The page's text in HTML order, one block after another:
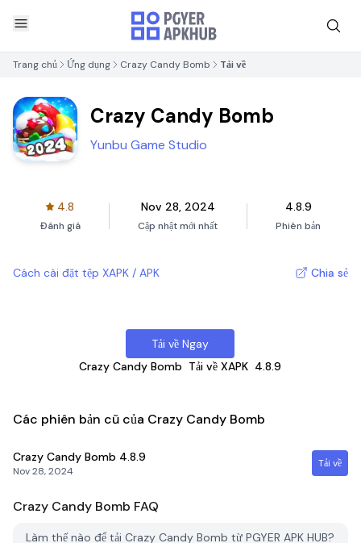
Trang chủ Ứng dụng Crazy Candy Bomb Tải về
Crazy Candy Bomb
Yunbu Game Studio
4.8
Đánh giá
Nov 28, 2024
Cập nhật mới nhất
4.8.9
Phiên bản
Cách cài đặt tệp XAPK / APK Chia sẻ
Tải về Ngay
Crazy Candy Bomb Tải về XAPK 4.8.9
Các phiên bản cũ của Crazy Candy Bomb
Crazy Candy Bomb 4.8.9
Nov 28, 2024
Tải về
Crazy Candy Bomb FAQ
Làm thế nào để tải Crazy Candy Bomb từ PGYER APK HUB?